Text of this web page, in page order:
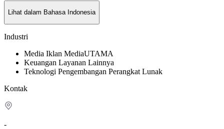
Lihat dalam Bahasa Indonesia
Industri
Media Iklan MediaUTAMA
Keuangan Layanan Lainnya
Teknologi Pengembangan Perangkat Lunak
Kontak
-